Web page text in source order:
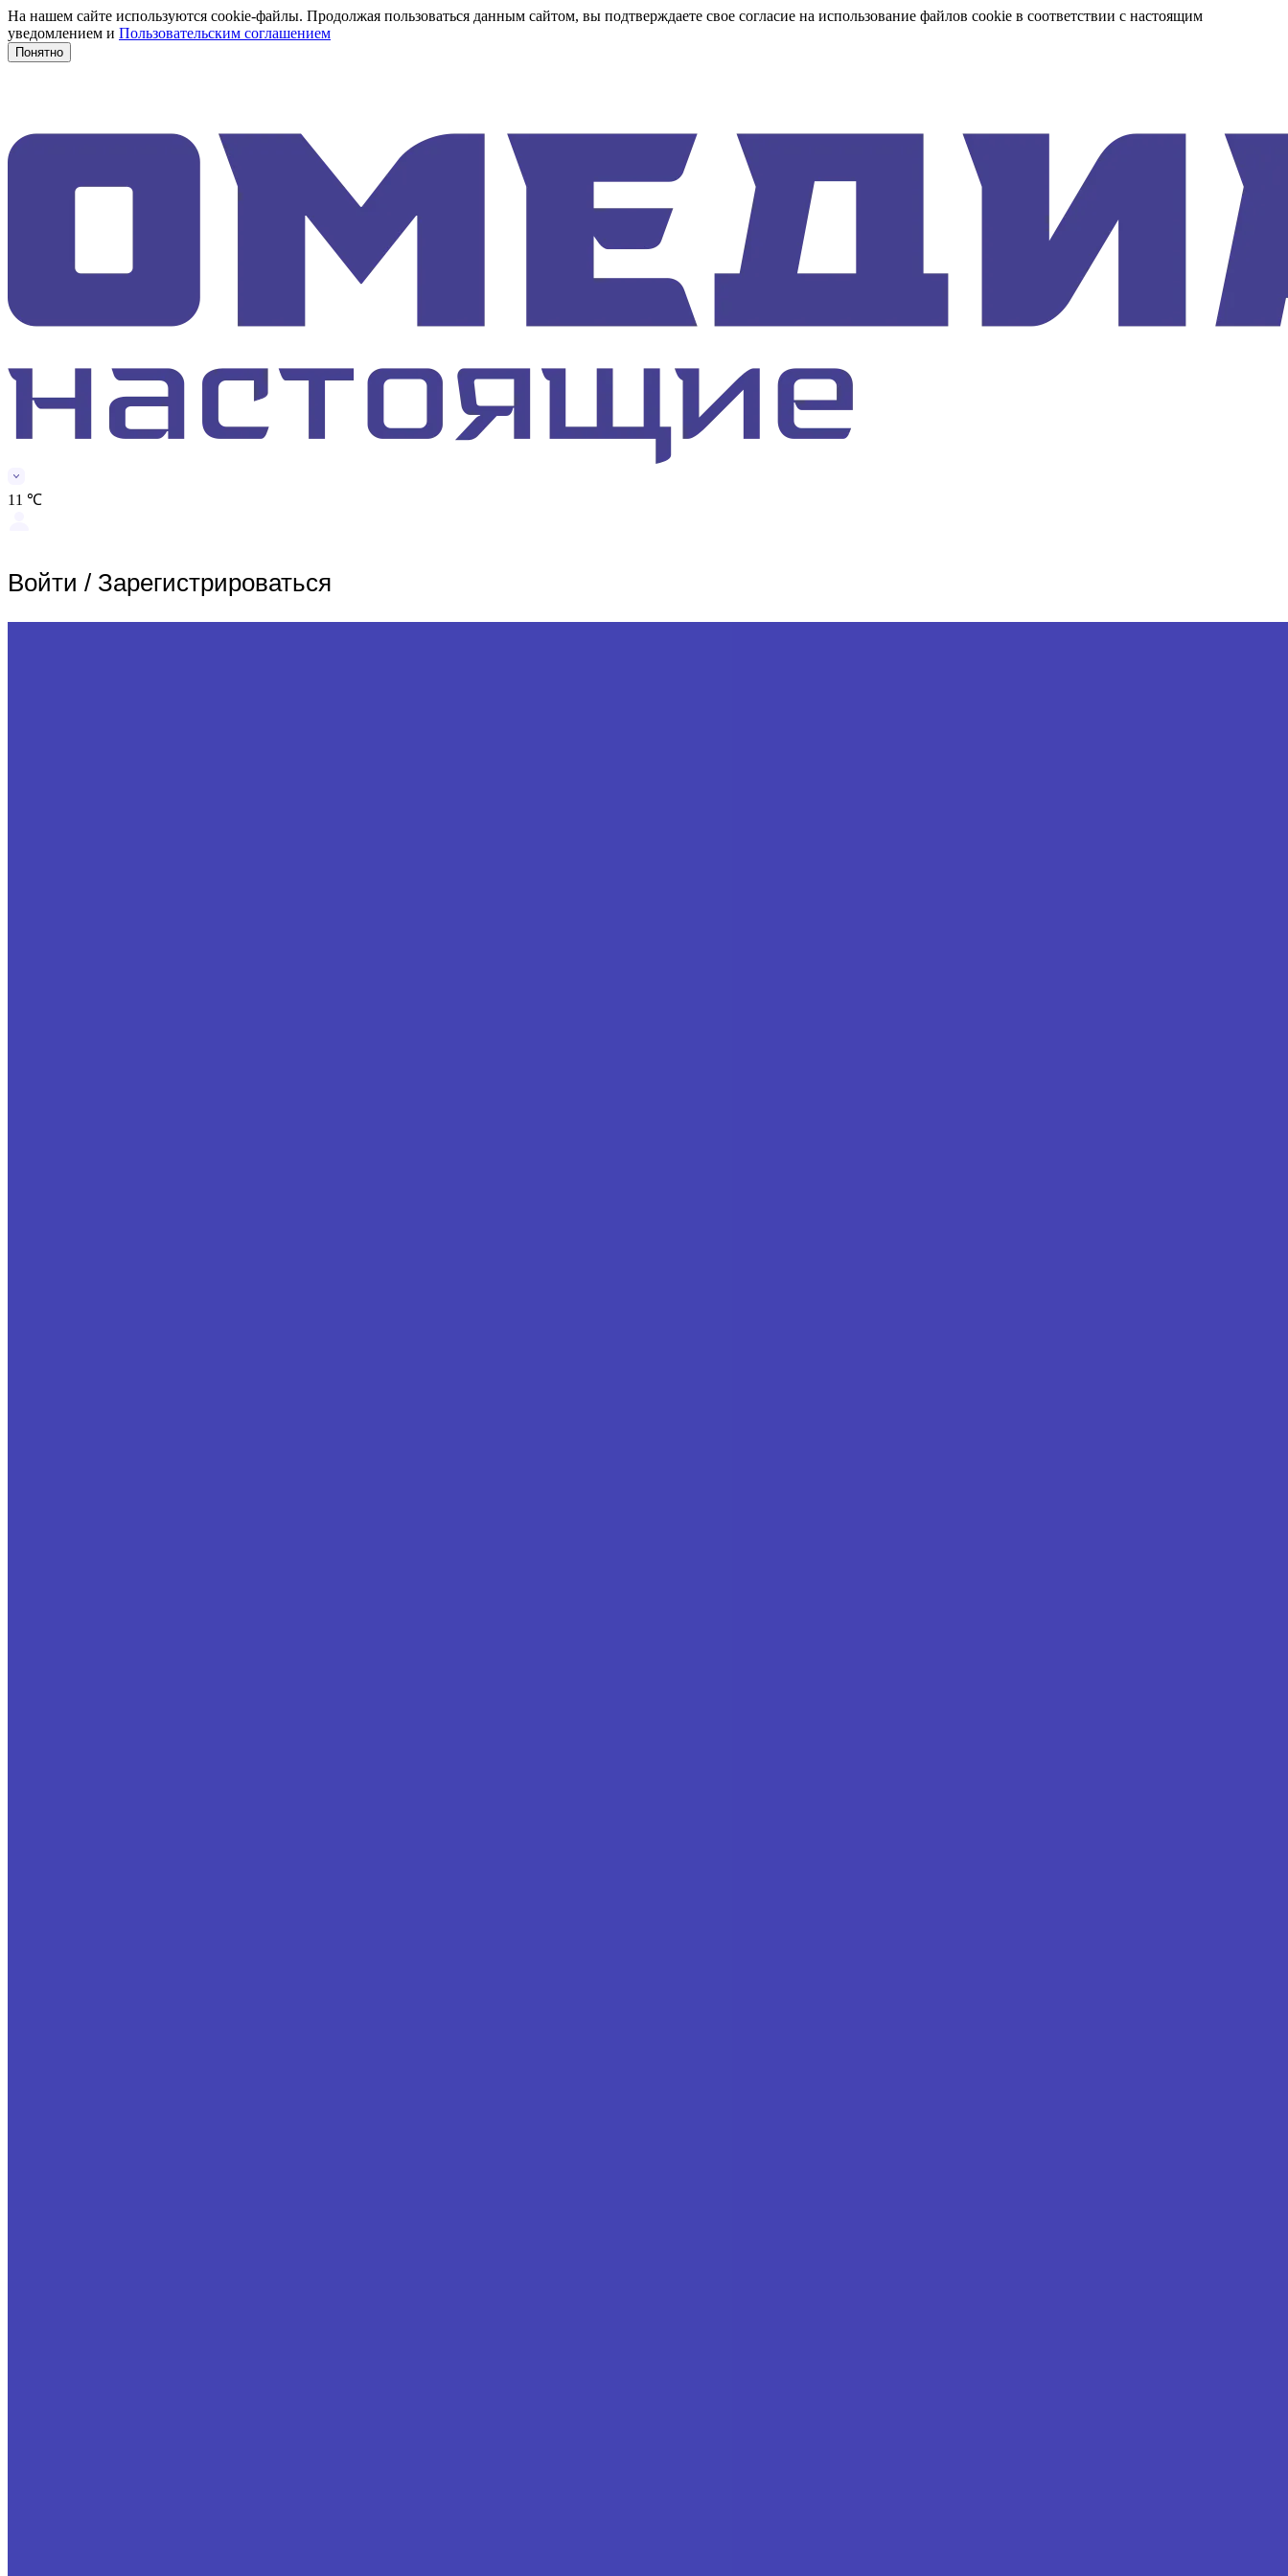
На нашем сайте используются cookie-файлы. Продолжая пользоваться данным сайтом, вы подтверждаете свое согласие на использование файлов cookie в соответствии с настоящим
уведомлением и Пользовательским соглашением
Понятно
11 ℃
Войти / Зарегистрироваться